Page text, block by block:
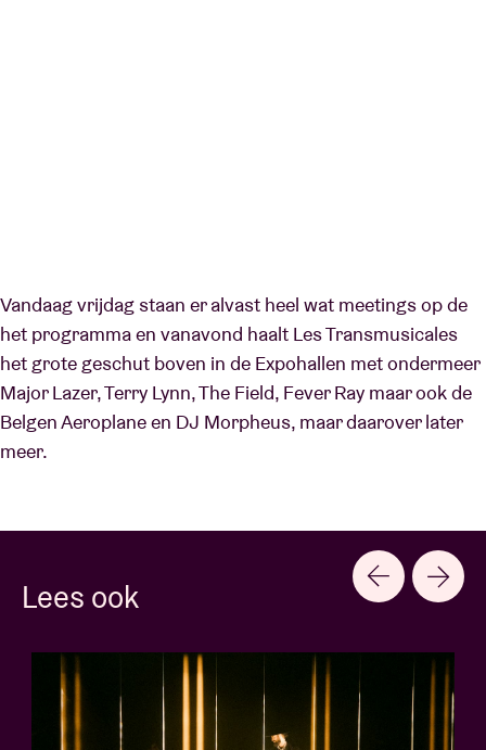
Vandaag vrijdag staan er alvast heel wat meetings op de
het programma en vanavond haalt Les Transmusicales
het grote geschut boven in de Expohallen met ondermeer
Major Lazer, Terry Lynn, The Field, Fever Ray maar ook de
Belgen Aeroplane en DJ Morpheus, maar daarover later
meer.
Lees ook